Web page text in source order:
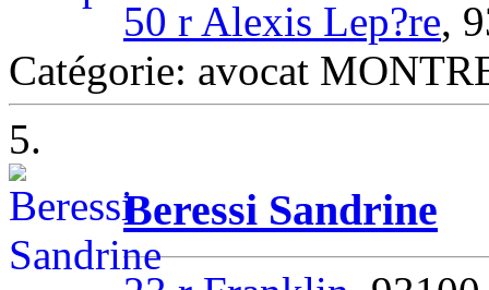
50 r Alexis Lep?re,
Catégorie: avocat
5.
Beressi Sandrine